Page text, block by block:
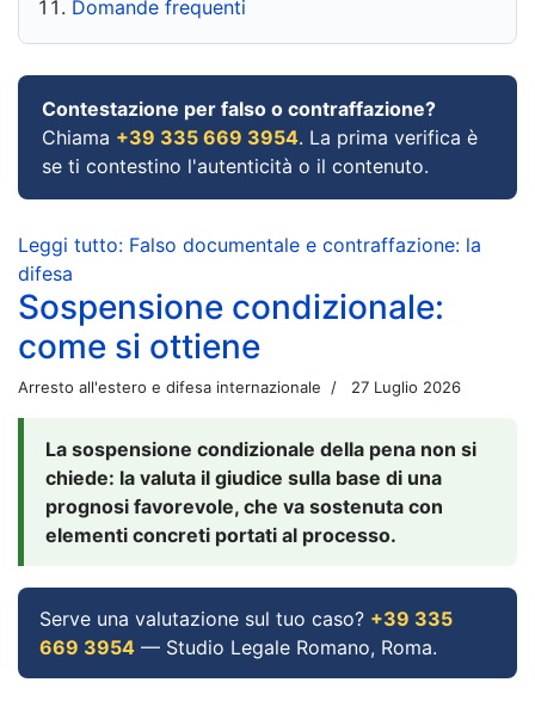
Domande frequenti
Contestazione per falso o contraffazione?
Chiama +39 335 669 3954. La prima verifica è
se ti contestino l'autenticità o il contenuto.
Leggi tutto: Falso documentale e contraffazione: la
difesa
Sospensione condizionale:
come si ottiene
Arresto all'estero e difesa internazionale 27 Luglio 2026
La sospensione condizionale della pena non si
chiede: la valuta il giudice sulla base di una
prognosi favorevole, che va sostenuta con
elementi concreti portati al processo.
Serve una valutazione sul tuo caso? +39 335
669 3954 — Studio Legale Romano, Roma.